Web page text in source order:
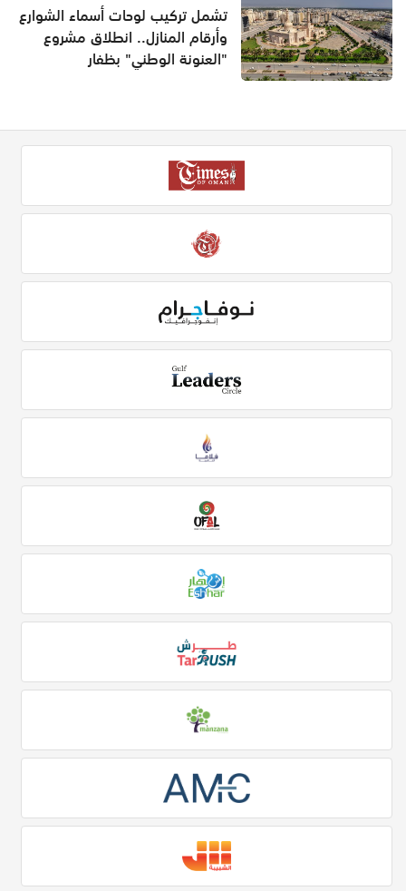
تشمل تركيب لوحات أسماء الشوارع
وأرقام المنازل.. انطلاق مشروع
"العنونة الوطني" بظفار